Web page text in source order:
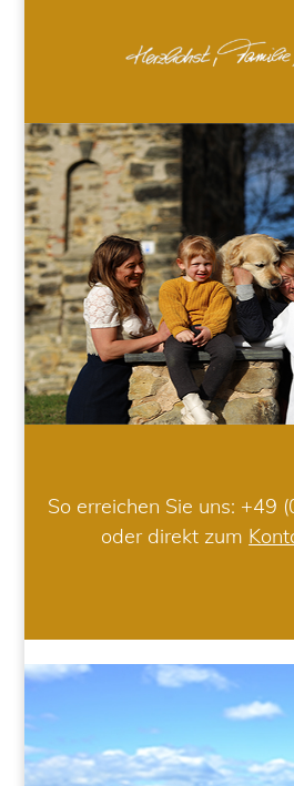
So erreichen Sie uns: +49
oder direkt zum